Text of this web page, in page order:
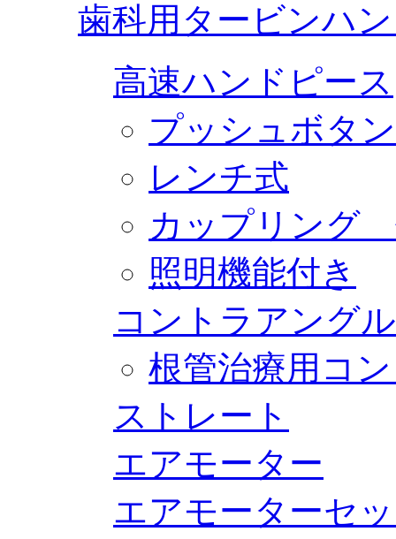
歯科用タービンハ
高速ハンドピース
プッシュボタン
レンチ式
カップリング
照明機能付き
コントラアングル
根管治療用コ
ストレート
エアモーター
エアモーターセ